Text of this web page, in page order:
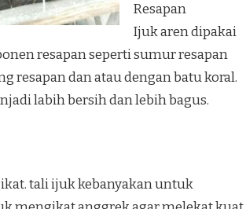
Resapan
Ijuk aren dipakai
resapan seperti sumur resapan
resapan dan atau dengan batu koral.
labih bersih dan lebih bagus.
tali ijuk kebanyakan untuk